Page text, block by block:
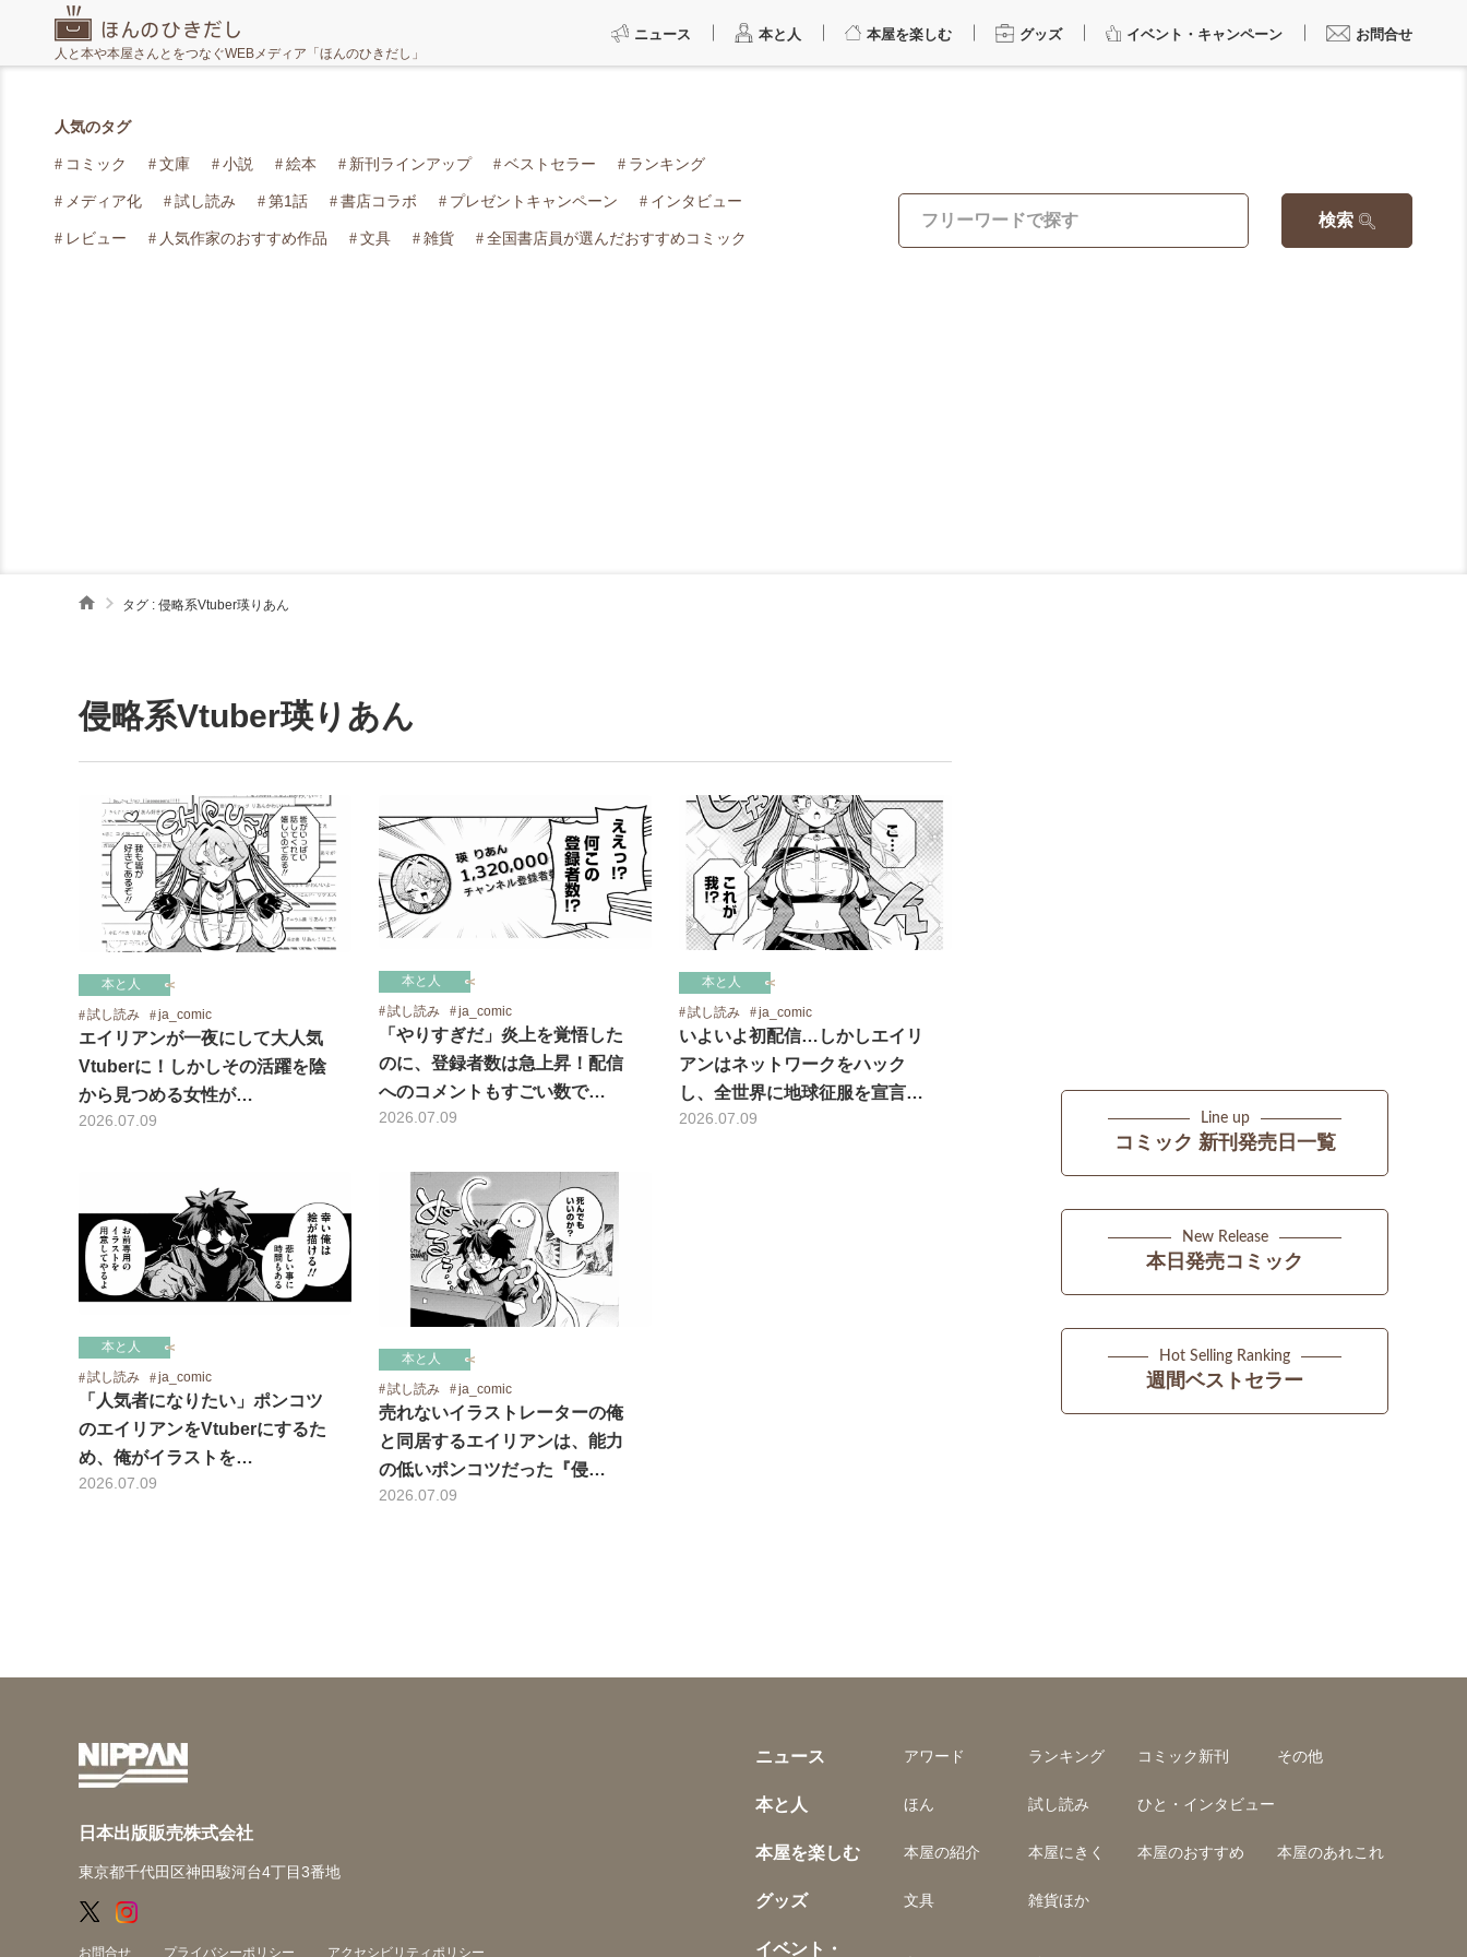
人と本や本屋さんとをつなぐWEBメディア「ほんのひきだし」
ニュース 本と人 本屋を楽しむ グッズ イベント・キャンペーン お問合せ
人気のタグ
コミック 文庫 小説 絵本 新刊ラインアップ ベストセラー ランキング
メディア化 試し読み 第1話 書店コラボ プレゼントキャンペーン インタビュー
レビュー 人気作家のおすすめ作品 文具 雑貨 全国書店員が選んだおすすめコミック
検索
タグ : 侵略系Vtuber瑛りあん
侵略系Vtuber瑛りあん
本と人
試し読み
ja_comic
エイリアンが一夜にして大人気
Vtuberに！しかしその活躍を陰
から見つめる女性が…
2026.07.09
本と人
試し読み
ja_comic
「やりすぎだ」炎上を覚悟した
のに、登録者数は急上昇！配信
へのコメントもすごい数で…
2026.07.09
本と人
試し読み
ja_comic
いよいよ初配信…しかしエイリ
アンはネットワークをハック
し、全世界に地球征服を宣言…
2026.07.09
本と人
試し読み
ja_comic
「人気者になりたい」ポンコツ
のエイリアンをVtuberにするた
め、俺がイラストを…
2026.07.09
本と人
試し読み
ja_comic
売れないイラストレーターの俺
と同居するエイリアンは、能力
の低いポンコツだった『侵…
2026.07.09
Line up
コミック 新刊発売日一覧
New Release
本日発売コミック
Hot Selling Ranking
週間ベストセラー
日本出版販売株式会社
東京都千代田区神田駿河台4丁目3番地
お問合せ プライバシーポリシー アクセシビリティポリシー
ニュース アワード ランキング コミック新刊 その他
本と人 ほん 試し読み ひと・インタビュー
本屋を楽しむ 本屋の紹介 本屋にきく 本屋のおすすめ 本屋のあれこれ
グッズ 文具 雑貨ほか
イベント・